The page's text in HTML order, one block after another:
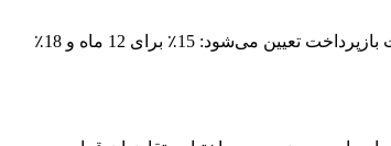
بانک ملت نیز در طرح شارپ کارت، وامی تا سقف 200 میلیون تومان با نرخ سود 15 تا 18٪ و بازپرداخت 12 تا 36 ماهه ارائه می‌دهد. نرخ سود بر اساس مدت بازپرداخت تعیین می‌شود: 15٪ برای 12 ماه و 18٪